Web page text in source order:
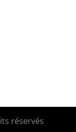
réservés